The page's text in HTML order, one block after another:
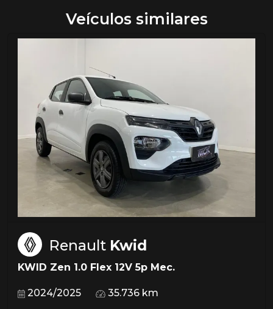
Veículos similares
Renault Kwid
KWID Zen 1.0 Flex 12V 5p Mec.
2024/2025 35.736 km